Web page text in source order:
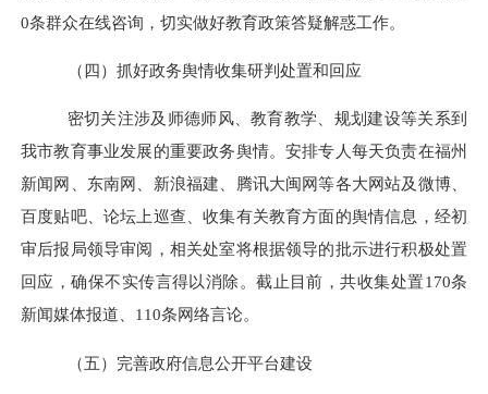
0条群众在线咨询，切实做好教育政策答疑解惑工作。
（四）抓好政务舆情收集研判处置和回应
密切关注涉及师德师风、教育教学、规划建设等关系到
我市教育事业发展的重要政务舆情。安排专人每天负责在福州
新闻网、东南网、新浪福建、腾讯大闽网等各大网站及微博、
百度贴吧、论坛上巡查、收集有关教育方面的舆情信息，经初
审后报局领导审阅，相关处室将根据领导的批示进行积极处置
回应，确保不实传言得以消除。截止目前，共收集处置170条
新闻媒体报道、110条网络言论。
（五）完善政府信息公开平台建设